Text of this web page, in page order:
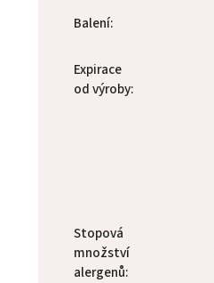
Balení:
Expirace
od výroby:
Stopová
množství
alergenů: